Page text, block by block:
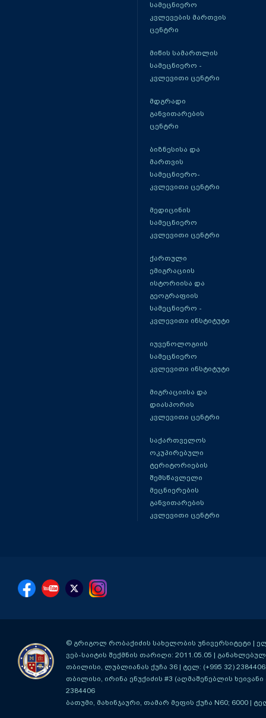
სამეცნიერო
კვლევების მართვის
ცენტრი
მიწის სამართლის
სამეცნიერო -
კვლევითი ცენტრი
მდგრადი
განვითარების
ცენტრი
ბიზნესისა და
მართვის
სამეცნიერო-
კვლევითი ცენტრი
მედიცინის
სამეცნიერო
კვლევითი ცენტრი
ქართული
ემიგრაციის
ისტორიისა და
გეოგრაფიის
სამეცნიერო -
კვლევითი ინსტიტუტი
იუვენოლოგიის
სამეცნიერო
კვლევითი ინსტიტუტი
მიგრაციისა და
დიასპორის
კვლევითი ცენტრი
საქართველოს
ოკუპირებული
ტერიტორიების
შემსწავლელი
მეცნიერების
განვითარების
კვლევითი ცენტრი
© გრიგოლ რობაქიძის სახელობის უნივერსიტეტი |
ვებ-საიტის შექმნის თარიღი: 2011.05.05 |
თბილისი, ლუბლიანას ქუჩა 36 | ტელ: (+995 32)
თბილისი, ირინა ენუქიძის #3 (აღმაშენებლის ხეივანი
2384406
ბათუმი, მახინჯაური, თამარ მეფის ქუჩა N60; 6000 |